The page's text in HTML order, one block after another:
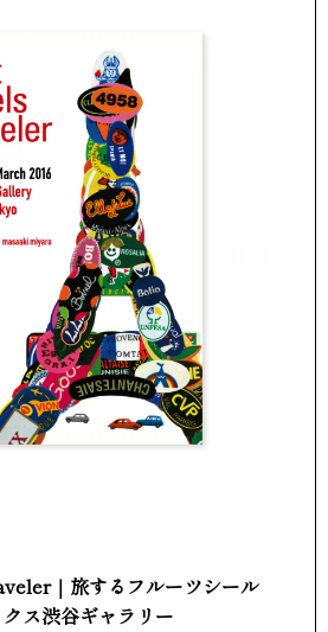
｜旅するフルーツシール
ス渋谷ギャラリー